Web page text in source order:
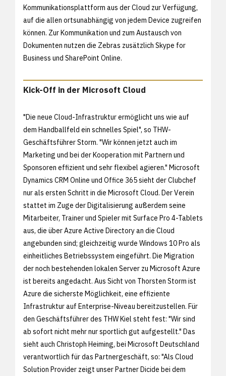
Kommunikationsplattform aus der Cloud zur Verfügung,
auf die allen ortsunabhängig von jedem Device zugreifen
können. Zur Kommunikation und zum Austausch von
Dokumenten nutzen die Zebras zusätzlich Skype for
Business und SharePoint Online.
Kick-Off in der Microsoft Cloud
"Die neue Cloud-Infrastruktur ermöglicht uns wie auf
dem Handballfeld ein schnelles Spiel", so THW-
Geschäftsführer Storm. "Wir können jetzt auch im
Marketing und bei der Kooperation mit Partnern und
Sponsoren effizient und sehr flexibel agieren." Microsoft
Dynamics CRM Online und Office 365 sieht der Clubchef
nur als ersten Schritt in die Microsoft Cloud. Der Verein
stattet im Zuge der Digitalisierung außerdem seine
Mitarbeiter, Trainer und Spieler mit Surface Pro 4-Tablets
aus, die über Azure Active Directory an die Cloud
angebunden sind; gleichzeitig wurde Windows 10 Pro als
einheitliches Betriebssystem eingeführt. Die Migration
der noch bestehenden lokalen Server zu Microsoft Azure
ist bereits angedacht. Aus Sicht von Thorsten Storm ist
Azure die sicherste Möglichkeit, eine effiziente
Infrastruktur auf Enterprise-Niveau bereitzustellen. Für
den Geschäftsführer des THW Kiel steht fest: "Wir sind
ab sofort nicht mehr nur sportlich gut aufgestellt." Das
sieht auch Christoph Heiming, bei Microsoft Deutschland
verantwortlich für das Partnergeschäft, so: "Als Cloud
Solution Provider zeigt unser Partner Dicide bei dem